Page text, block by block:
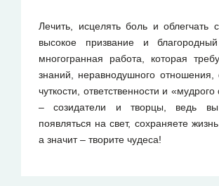
Лечить, исцелять боль и облегчать
высокое призвание и
многогранная работа, которая
знаний, неравнодушного отношения,
чуткости, ответственности и
– созидатели и творцы, ведь вы
появляться на свет, сохраняете
а значит – творите чудеса!